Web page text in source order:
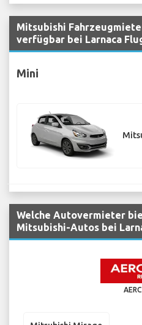
Mitsubishi
verfügbar bei Larnaca
Mini
Welche Autovermieter
Mitsubishi-Autos bei